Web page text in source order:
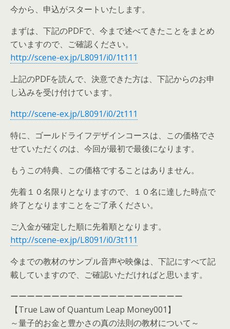
今から、申込がスタートいたします。
まずは、下記のPDFで、今まで述べてきたことをまとめ
ていますので、ご確認ください。
http://scene-ex.jp/L8091/i0/1t111
上記のPDFを読んで、決意できた方は、下記からのお申
し込みを受け付けています。
http://scene-ex.jp/L8091/i0/2t111
特に、ゴールドライフデザインコースは、この価格でさ
せていただくのは、今回が最初で最後になります。
もうこの特典、この価格ですることはありません。
先着１０名限りとなりますので、１０名に達した時点で
終了となりますことをご了承ください。
ご入金が確定した順に先着順となります。
http://scene-ex.jp/L8091/i0/3t111
今までの教材のサンプル音声や映像は、下記にすべて記
載していますので、ご確認いただければと思います。
ーーーーーーーーーーーーーーーーーーーーー
【True Law of Quantum Leap Money001】
～量子的お金と豊かさの真の法則の教材について～